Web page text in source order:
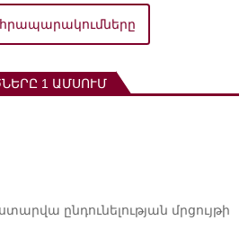
հրապարակումները
1 ԱՄՍՈՒՄ
ընդունելության մրցույթի